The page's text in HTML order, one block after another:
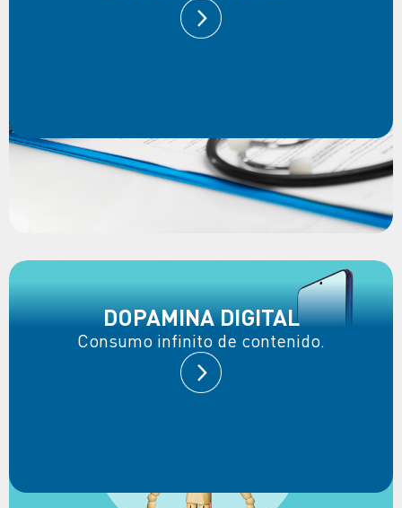
DOPAMINA DIGITAL
Consumo infinito de contenido.